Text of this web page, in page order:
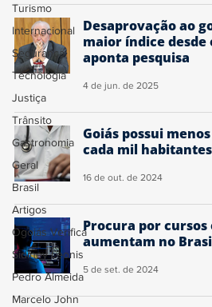
Turismo
Internacional
Segurança
Tecnologia
Justiça
Trânsito
Gastronomia
Geral
Brasil
Artigos
Ogoiás Verifica
Sidiney Leonis
Pedro Almeida
Marcelo John
Desaprovação ao
maior índice
aponta pesquisa
4 de jun. de 2025
Goiás possui
cada mil
16 de out. de 2024
Procura por
aumentam no
5 de set. de 2024